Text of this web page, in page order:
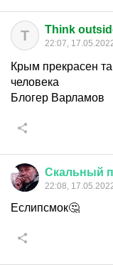
T Think
22:07,
Крым прекрасен
человека
Блогер Варламов
Скальный
22:08,
Еслипсмок🤔